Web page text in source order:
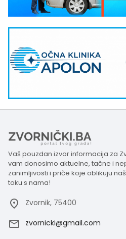
Vaš pouzdan izvor informacija za
vam donosimo aktuelne, tačne i
zanimljivosti i priče koje oblikuju
toku s nama!
Zvornik, 75400
zvornicki@gmail.com